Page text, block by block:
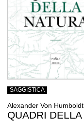
SAGGISTICA
Alexander Von Humboldt
QUADRI DELLA